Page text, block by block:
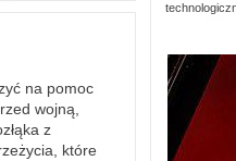
na pomoc
wojną,
z
które